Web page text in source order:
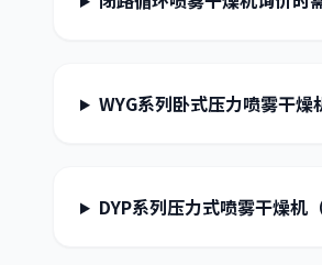
WYG系列卧式压力喷雾干燥
DYP系列压力式喷雾干燥机